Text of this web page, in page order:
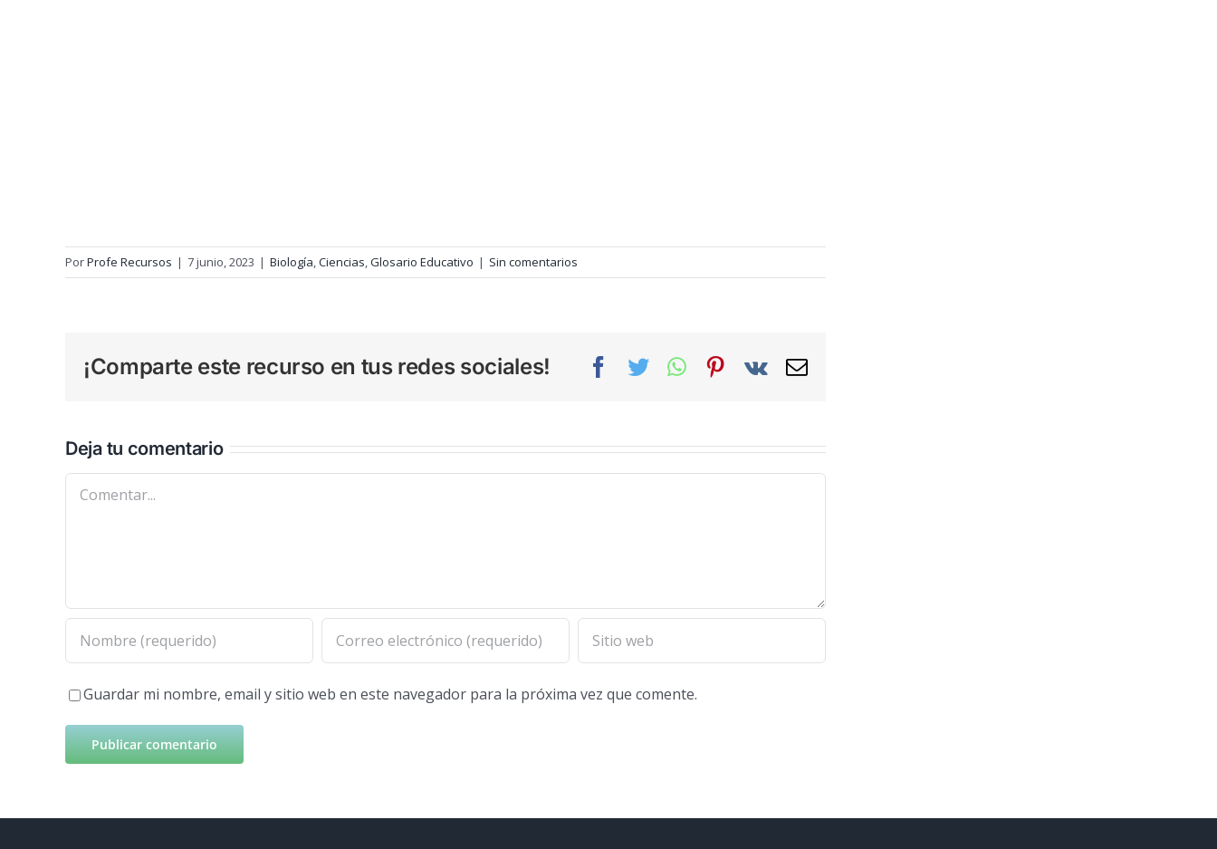
PorProfe Recursos | 7 junio, 2023 | Biología,Ciencias,Glosario Educativo | Sin comentarios
¡Comparte este recurso en tus redes sociales! Facebook
TwitterWhatsAppPinterest
Vk
Correo
Deja tu comentario
Comentar
Guardar mi nombre, email y sitio web en este navegador para la próxima vez que comente.